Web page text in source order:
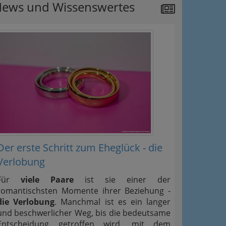
und Wissenswertes
erste Schritt zum Eheglück - die
viele Paare ist sie einer der
Momente ihrer Beziehung -
Verlobung. Manchmal ist es ein langer
beschwerlicher Weg, bis die bedeutsame